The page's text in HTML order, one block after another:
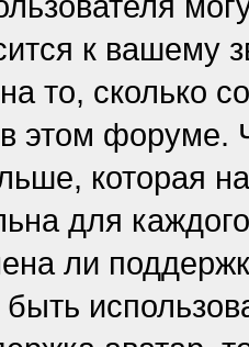
к вашему
то, сколько
этом форуме.
которая
для
ли
быть